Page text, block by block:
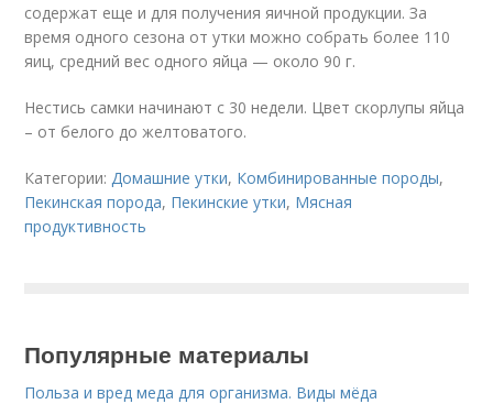
содержат еще и для получения яичной продукции. За
время одного сезона от утки можно собрать более 110
яиц, средний вес одного яйца — около 90 г.
Нестись самки начинают с 30 недели. Цвет скорлупы яйца
– от белого до желтоватого.
Категории:Домашние утки, Комбинированные породы,
Пекинская порода, Пекинские утки, Мясная
продуктивность
Популярные материалы
Польза и вред меда для организма. Виды мёда